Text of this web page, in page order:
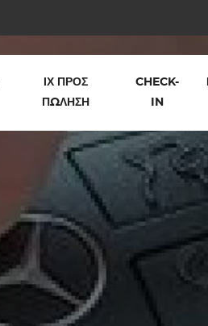
ΙΧ ΠΡΟΣ
ΠΏΛΗΣΗ
CHECK-
IN